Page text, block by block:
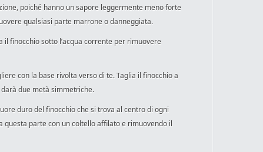
poiché hanno un sapore leggermente meno forte
qualsiasi parte marrone o danneggiata.
finocchio sotto l’acqua corrente per rimuovere
con la base rivolta verso di te. Taglia il finocchio a
due metà simmetriche.
duro del finocchio che si trova al centro di ogni
parte con un coltello affilato e rimuovendo il